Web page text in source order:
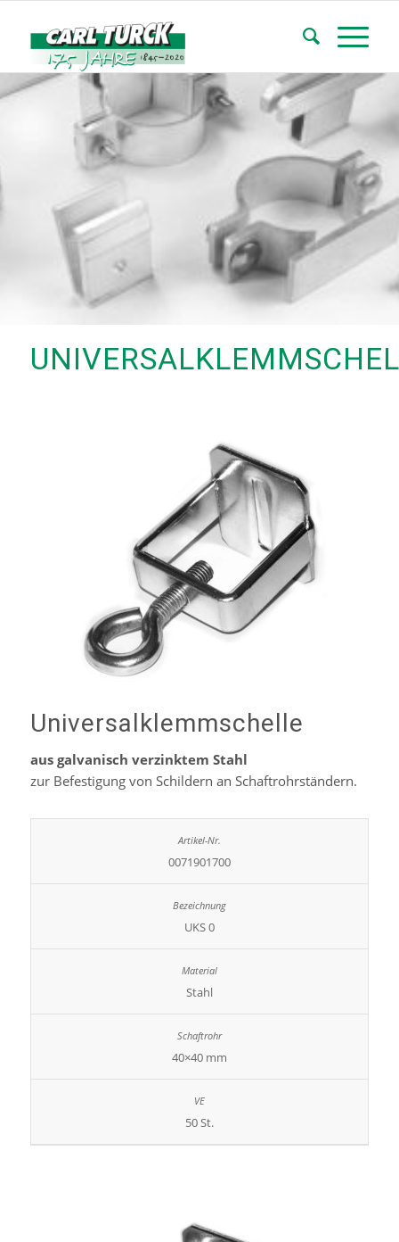
Universalklemmschelle
aus galvanisch verzinktem Stahl
zur Befestigung von Schildern an Schaftrohrständern.
0071901700
UKS 0
Stahl
40×40 mm
50 St.